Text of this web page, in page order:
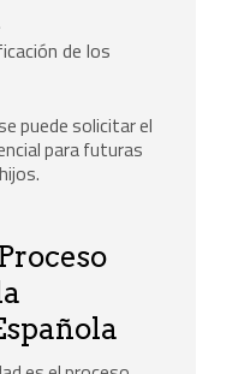
de los
puede solicitar el
para futuras